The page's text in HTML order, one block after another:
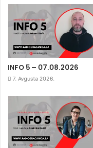
INFO 5 – 07.08.2026
7. Avgusta 2026.